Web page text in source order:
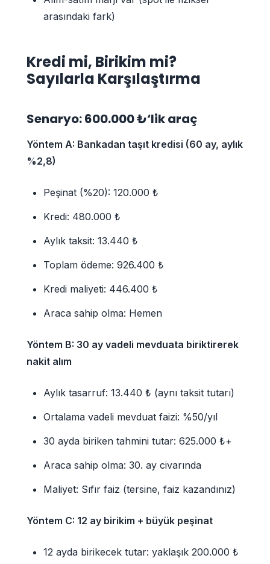
arasındaki fark)
Kredi mi, Birikim mi?
Sayılarla Karşılaştırma
Senaryo: 600.000 ₺‘lik araç
Yöntem A: Bankadan taşıt kredisi (60 ay, aylık
%2,8)
Peşinat (%20): 120.000 ₺
Kredi: 480.000 ₺
Aylık taksit: 13.440 ₺
Toplam ödeme: 926.400 ₺
Kredi maliyeti: 446.400 ₺
Araca sahip olma: Hemen
Yöntem B: 30 ay vadeli mevduata biriktirerek
nakit alım
Aylık tasarruf: 13.440 ₺ (aynı taksit tutarı)
Ortalama vadeli mevduat faizi: %50/yıl
30 ayda biriken tahmini tutar: 625.000 ₺+
Araca sahip olma: 30. ay civarında
Maliyet: Sıfır faiz (tersine, faiz kazandınız)
Yöntem C: 12 ay birikim + büyük peşinat
12 ayda birikecek tutar: yaklaşık 200.000 ₺